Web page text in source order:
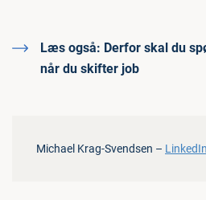
Læs også: Derfor skal du
når du skifter job
Michael Krag-Svendsen – LinkedIn